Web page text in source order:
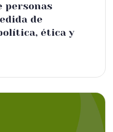
personas
de
ética y